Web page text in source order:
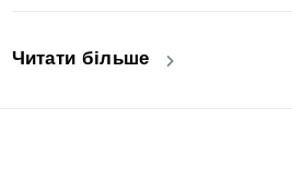
Читати більше